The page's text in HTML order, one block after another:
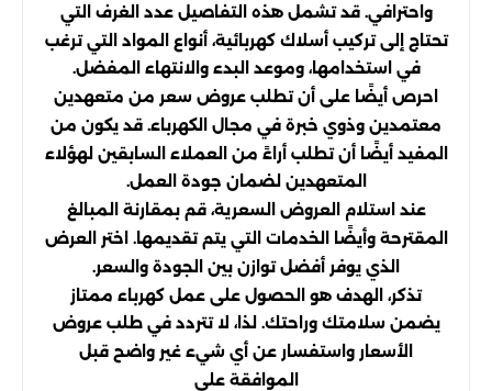
واحترافي. قد تشمل هذه التفاصيل عدد الغرف التي
تحتاج إلى تركيب أسلاك كهربائية، أنواع المواد التي ترغب
في استخدامها، وموعد البدء والانتهاء المفضل.
احرص أيضًا على أن تطلب عروض سعر من متعهدين
معتمدين وذوي خبرة في مجال الكهرباء. قد يكون من
المفيد أيضًا أن تطلب أراءً من العملاء السابقين لهؤلاء
المتعهدين لضمان جودة العمل.
عند استلام العروض السعرية، قم بمقارنة المبالغ
المقترحة وأيضًا الخدمات التي يتم تقديمها. اختر العرض
الذي يوفر أفضل توازن بين الجودة والسعر.
تذكر، الهدف هو الحصول على عمل كهرباء ممتاز
يضمن سلامتك وراحتك. لذا، لا تتردد في طلب عروض
الأسعار واستفسار عن أي شيء غير واضح قبل
الموافقة على